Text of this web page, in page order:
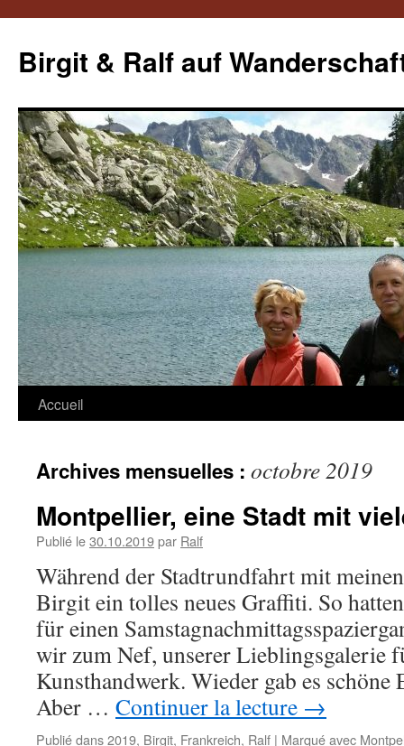
contenu
Birgit & Ralf auf
Accueil
Archives mensuelles : octobre 2019
Montpellier, eine Stadt mit
Publié le30.10.2019par Ralf
Während der Stadtrundfahrt mit
Birgit ein tolles neues Graffiti. So
für einen
wir zum Nef, unserer Lieblingsgalerie
Kunsthandwerk. Wieder gab es schöne
Aber … Continuer la lecture →
Publié dans2019, Birgit, Frankreich, Ralf | Marqué avec